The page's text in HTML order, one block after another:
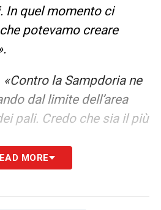
In quel momento ci
potevamo creare
«Contro la Sampdoria ne
dal limite dell’area
pali. Credo che sia il più
–«Non tanto per la
MORE